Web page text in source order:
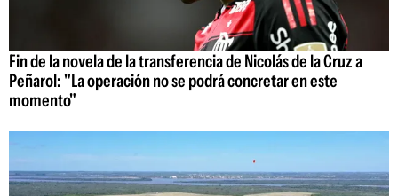
Fin de la novela de la transferencia de Nicolás de la Cruz a
Peñarol: "La operación no se podrá concretar en este
momento"